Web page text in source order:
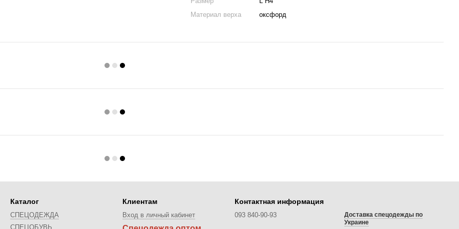
Материал верха
оксфорд
Каталог
СПЕЦОДЕЖДА
СПЕЦОБУВЬ
Клиентам
Вход в личный кабинет
Контактная информация
093 840-90-93
Доставка спецодежды по
Украине